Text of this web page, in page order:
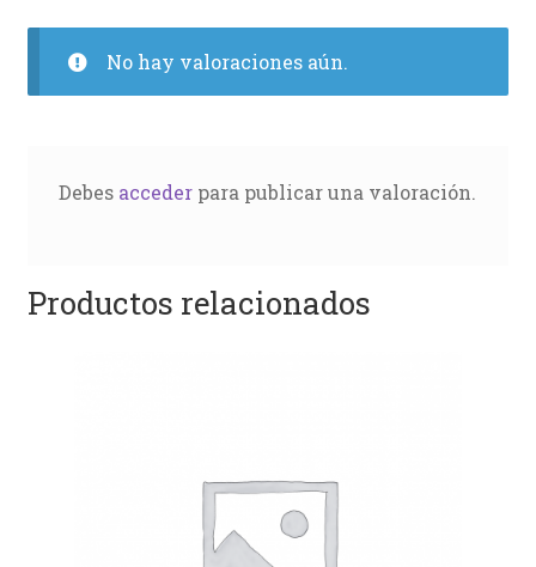
No hay valoraciones aún.
Debes accederpara publicar una valoración.
Productos relacionados